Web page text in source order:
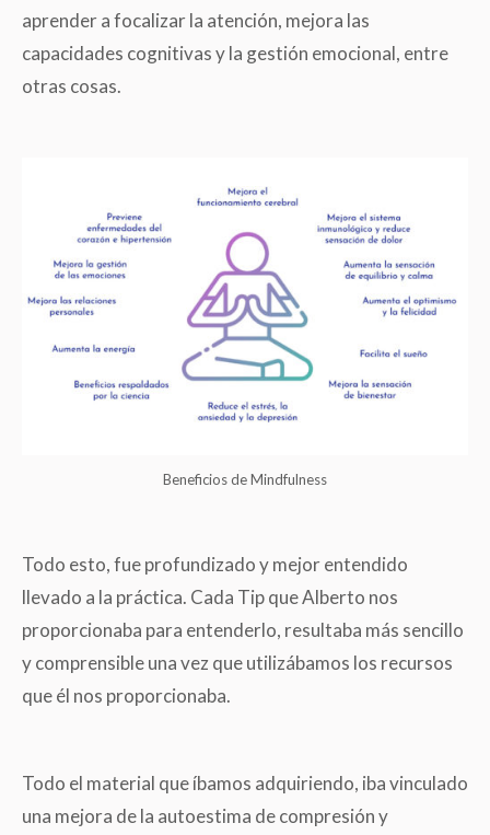
aprender a focalizar la atención, mejora las
capacidades cognitivas y la gestión emocional, entre
otras cosas.
Beneficios de Mindfulness
Todo esto, fue profundizado y mejor entendido
llevado a la práctica. Cada Tip que Alberto nos
proporcionaba para entenderlo, resultaba más sencillo
y comprensible una vez que utilizábamos los recursos
que él nos proporcionaba.
Todo el material que íbamos adquiriendo, iba vinculado
una mejora de la autoestima de compresión y